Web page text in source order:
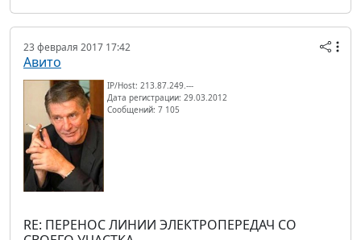
23 февраля 2017 17:42
Авито
IP/Host: 213.87.249.---
Дата регистрации: 29.03.2012
Сообщений: 7 105
RE: ПЕРЕНОС ЛИНИИ ЭЛЕКТРОПЕРЕДАЧ СО